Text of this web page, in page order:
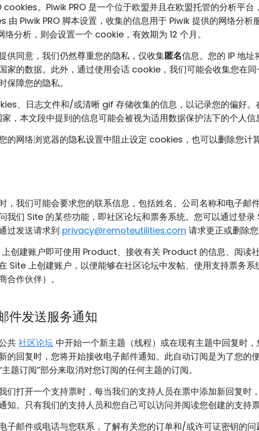
cookies。Piwik PRO 是一个位于欧盟并且在欧盟托管的分析平台
由 Piwik PRO 脚本设置，收集的信息用于 Piwik 提供的网络分析
络分析，则会设置一个 cookie，有效期为 12 个月。
供同意，我们仍然尊重您的隐私，仅收集匿名信息。您的 IP 地
家的数据。此外，通过使用会话 cookie，我们可能会收集您在
保障您的隐私。
、日志文件和/或清晰 gif 存储收集的信息，以记录您的偏好。
家，本文段中提到的信息可能会被视为适用数据保护法下的个人信
的网络浏览器的隐私设置中阻止设定 cookies，也可以删除您计
，我们可能会要求您的联系信息，包括姓名、公司名称和电子邮
我们 Site 的某些功能，即社区论坛和票务系统。您可以通过登录
过发送请求到 privacy@remoteutilities.com 请求更正或删除您
创建账户即可使用 Product、接收有关 Product 的信息、阅读
Site 上创建账户，以便能够在社区论坛中发帖、使用支持票务
合作伙伴）。
件发送服务通知
共社区论坛 中开始一个新主题（线程）或在现有主题中回复时
的回复时，您将开始接收电子邮件通知。此自动订阅是为了您
题订阅”部分来取消对您订阅的任何主题的订阅。
们打开一个支持票时，每当我们的支持人员在票中添加新回复时
知。只有我们的支持人员和您自己可以访问并阅读您创建的支持票
子邮件或电话与您联系，了解有关您的订单和/或许可证密钥的问